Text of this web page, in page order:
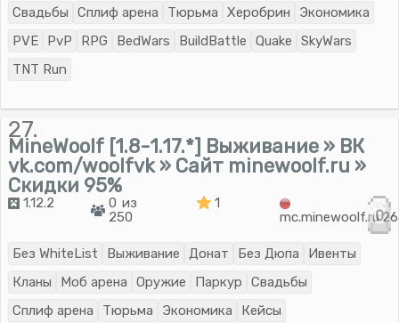
Свадьбы Сплиф арена Тюрьма Херобрин
Экономика
PVE
PvP RPG BedWars BuildBattle Quake
SkyWars
TNT Run
27.
MineWoolf [1.8-1.17.*] Выживание » ВК
vk.com/woolfvk » Сайт minewoolf.ru »
Скидки 95%
1.12.2
0 из
250
1
0
Без WhiteList Выживание Донат Без Дюпа
Ивенты
Кланы
Моб арена Оружие Паркур
Свадьбы
Сплиф арена
Тюрьма Экономика Кейсы